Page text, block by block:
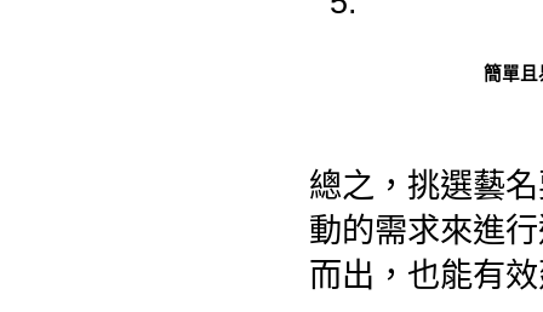
簡單且
總之，挑選藝
動的需求來進
而出，也能有